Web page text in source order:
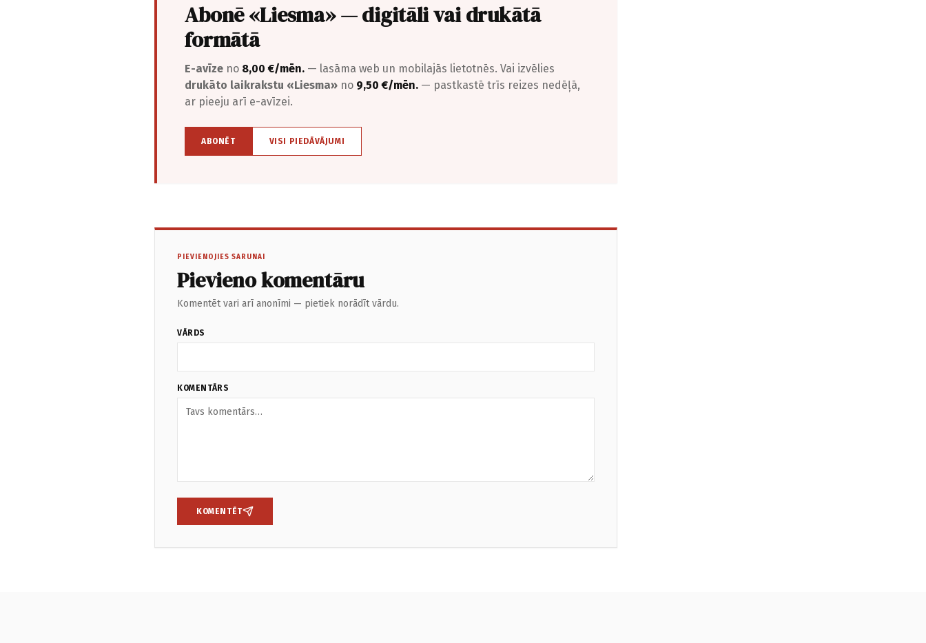
Abonē «Liesma» — digitāli vai drukātā
formātā
E-avīze no 8,00 €/mēn. — lasāma web un mobilajās lietotnēs. Vai izvēlies
drukāto laikrakstu «Liesma» no 9,50 €/mēn. — pastkastē trīs reizes nedēļā,
ar pieeju arī e-avīzei.
ABONĒT VISI PIEDĀVĀJUMI
PIEVIENOJIES SARUNAI
Pievieno komentāru
Komentēt vari arī anonīmi — pietiek norādīt vārdu.
VĀRDS
KOMENTĀRS
KOMENTĒT